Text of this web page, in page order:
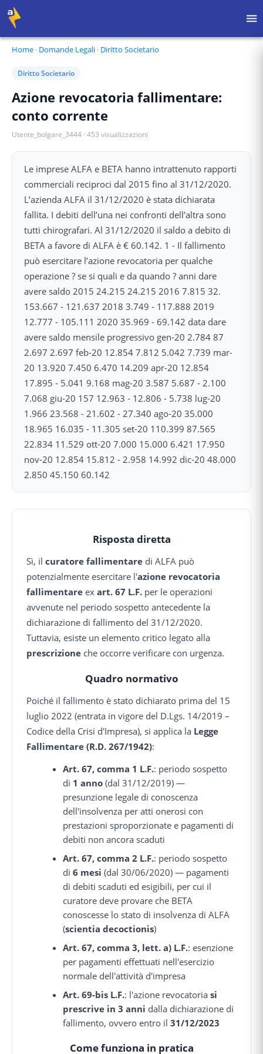
Home · Domande Legali · Diritto Societario
Diritto Societario
Azione revocatoria fallimentare:
conto corrente
Utente_bolgare_3444 · 453 visualizzazioni
Le imprese ALFA e BETA hanno intrattenuto rapporti
commerciali reciproci dal 2015 fino al 31/12/2020.
L’azienda ALFA il 31/12/2020 è stata dichiarata
fallita. I debiti dell’una nei confronti dell’altra sono
tutti chirografari. Al 31/12/2020 il saldo a debito di
BETA a favore di ALFA è € 60.142. 1 - Il fallimento
può esercitare l’azione revocatoria per qualche
operazione ? se si quali e da quando ? anni dare
avere saldo 2015 24.215 24.215 2016 7.815 32.
153.667 - 121.637 2018 3.749 - 117.888 2019
12.777 - 105.111 2020 35.969 - 69.142 data dare
avere saldo mensile progressivo gen-20 2.784 87
2.697 2.697 feb-20 12.854 7.812 5.042 7.739 mar-
20 13.920 7.450 6.470 14.209 apr-20 12.854
17.895 - 5.041 9.168 mag-20 3.587 5.687 - 2.100
7.068 giu-20 157 12.963 - 12.806 - 5.738 lug-20
1.966 23.568 - 21.602 - 27.340 ago-20 35.000
18.965 16.035 - 11.305 set-20 110.399 87.565
22.834 11.529 ott-20 7.000 15.000 6.421 17.950
nov-20 12.854 15.812 - 2.958 14.992 dic-20 48.000
2.850 45.150 60.142
Risposta diretta
Sì, il curatore fallimentare di ALFA può
potenzialmente esercitare l'azione revocatoria
fallimentare ex art. 67 L.F. per le operazioni
avvenute nel periodo sospetto antecedente la
dichiarazione di fallimento del 31/12/2020.
Tuttavia, esiste un elemento critico legato alla
prescrizione che occorre verificare con urgenza.
Quadro normativo
Poiché il fallimento è stato dichiarato prima del 15
luglio 2022 (entrata in vigore del D.Lgs. 14/2019 –
Codice della Crisi d'Impresa), si applica la Legge
Fallimentare (R.D. 267/1942):
Art. 67, comma 1 L.F.: periodo sospetto
di 1 anno (dal 31/12/2019) —
presunzione legale di conoscenza
dell'insolvenza per atti onerosi con
prestazioni sproporzionate e pagamenti di
debiti non ancora scaduti
Art. 67, comma 2 L.F.: periodo sospetto
di6 mesi (dal 30/06/2020) — pagamenti
di debiti scaduti ed esigibili, per cui il
curatore deve provare che BETA
conoscesse lo stato di insolvenza di ALFA
(scientia decoctionis)
Art. 67, comma 3, lett. a) L.F.: esenzione
per pagamenti effettuati nell'esercizio
normale dell'attività d'impresa
Art. 69-bis L.F.: l'azione revocatoriasi
prescrive in 3 anni dalla dichiarazione di
fallimento, ovvero entro il31/12/2023
Come funziona in pratica